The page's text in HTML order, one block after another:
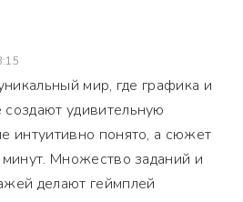
мир, где графика и
удивительную
интуитивно понято, а сюжет
Множество заданий и
делают геймплей